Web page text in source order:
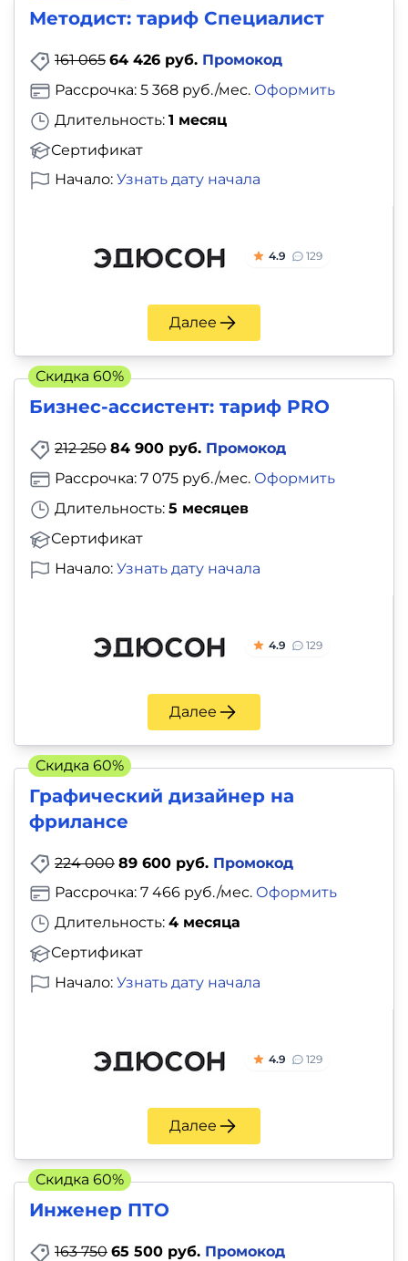
Методист: тариф Специалист
161 065 64 426 руб. Промокод
Длительность: 1 месяц
Сертификат
Рассрочка: 5 368 руб./мес. Оформить
Начало: Узнать дату начала
4.9 129
Далее
Бизнес-ассистент: тариф PRO
212 250 84 900 руб. Промокод
Длительность: 5 месяцев
Сертификат
Рассрочка: 7 075 руб./мес. Оформить
Начало: Узнать дату начала
4.9 129
Далее
Скидка 60%
Графический дизайнер на
фрилансе
224 000 89 600 руб. Промокод
Длительность: 4 месяца
Сертификат
Рассрочка: 7 466 руб./мес. Оформить
Начало: Узнать дату начала
4.9 129
Далее
Скидка 60%
Инженер ПТО
163 750 65 500 руб. Промокод
Скидка 60%
Для
Красота,
здоровье,
фитнес
Психология
саморазвитие
Репетиторы
Тесты
профориентацию